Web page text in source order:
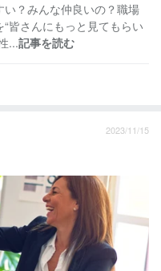
？みんな仲良いの？職場
皆さんにもっと見てもらい
...記事を読む
2023/11/15